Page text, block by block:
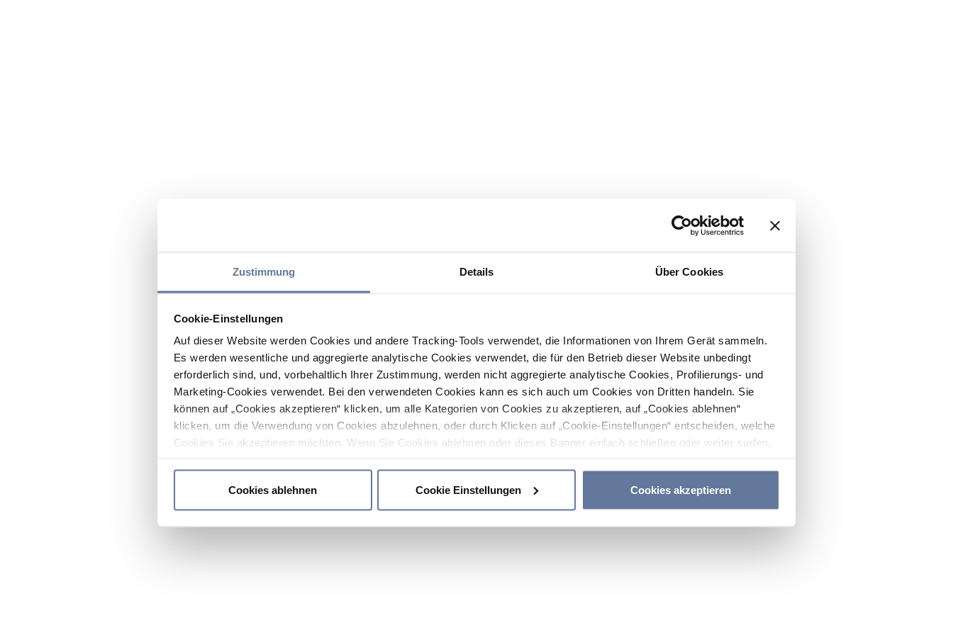
Zustimmung Details Über Cookies
Cookie-Einstellungen
Auf dieser Website werden Cookies und andere Tracking-Tools verwendet, die Informationen von Ihrem Gerät sammeln.
Es werden wesentliche und aggregierte analytische Cookies verwendet, die für den Betrieb dieser Website unbedingt
erforderlich sind, und, vorbehaltlich Ihrer Zustimmung, werden nicht aggregierte analytische Cookies, Profilierungs- und
Marketing-Cookies verwendet. Bei den verwendeten Cookies kann es sich auch um Cookies von Dritten handeln. Sie
können auf „Cookies akzeptieren“ klicken, um alle Kategorien von Cookies zu akzeptieren, auf „Cookies ablehnen“
klicken, um die Verwendung von Cookies abzulehnen, oder durch Klicken auf „Cookie-Einstellungen“ entscheiden, welche
Cookies Sie akzeptieren möchten. Wenn Sie Cookies ablehnen oder dieses Banner einfach schließen oder weiter surfen,
Cookies ablehnen
Cookie Einstellungen Cookies akzeptieren